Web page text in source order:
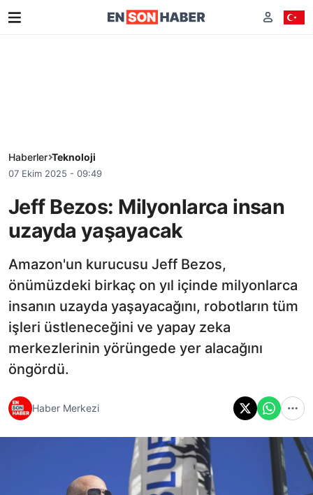
Haberler Teknoloji
07 Ekim 2025 - 09:49
Jeff Bezos: Milyonlarca insan
uzayda yaşayacak
Amazon'un kurucusu Jeff Bezos,
önümüzdeki birkaç on yıl içinde milyonlarca
insanın uzayda yaşayacağını, robotların tüm
işleri üstleneceğini ve yapay zeka
merkezlerinin yörüngede yer alacağını
öngördü.
Haber Merkezi